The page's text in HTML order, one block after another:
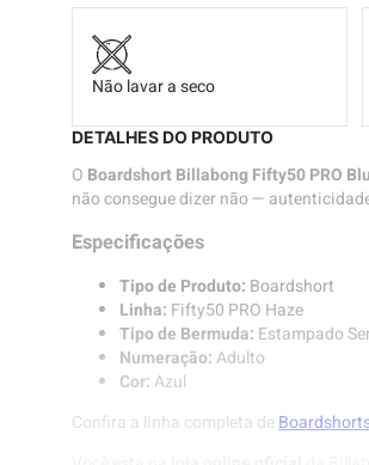
Não lavar a seco
DETALHES DO PRODUTO
O Boardshort Billabong Fifty50 PRO
não consegue dizer não —
Especificações
Tipo de Produto: Boardshort
Linha: Fifty50 PRO Haze
Tipo de Bermuda: Estampado
Numeração:Adulto
Cor:Azul
Confira a linha completa de